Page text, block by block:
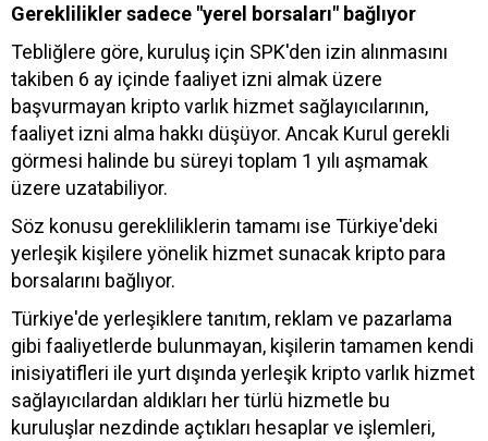
Gereklilikler sadece "yerel borsaları" bağlıyor
Tebliğlere göre, kuruluş için SPK'den izin alınmasını
takiben 6 ay içinde faaliyet izni almak üzere
başvurmayan kripto varlık hizmet sağlayıcılarının,
faaliyet izni alma hakkı düşüyor. Ancak Kurul gerekli
görmesi halinde bu süreyi toplam 1 yılı aşmamak
üzere uzatabiliyor.
Söz konusu gerekliliklerin tamamı ise Türkiye'deki
yerleşik kişilere yönelik hizmet sunacak kripto para
borsalarını bağlıyor.
Türkiye'de yerleşiklere tanıtım, reklam ve pazarlama
gibi faaliyetlerde bulunmayan, kişilerin tamamen kendi
inisiyatifleri ile yurt dışında yerleşik kripto varlık hizmet
sağlayıcılardan aldıkları her türlü hizmetle bu
kuruluşlar nezdinde açtıkları hesaplar ve işlemleri,